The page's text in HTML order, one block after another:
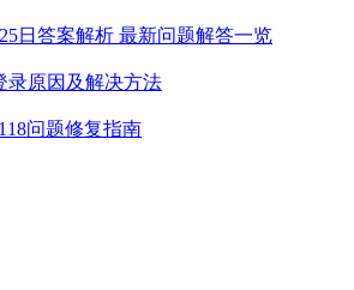
日答案解析 最新问题解答一览
录原因及解决方法
问题修复指南